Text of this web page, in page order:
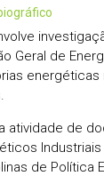
Geral de
atividade de
de Política